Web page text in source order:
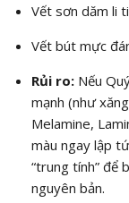
Vết sơn dăm li
Vết bút mực
Rủi ro:Nếu
mạnh (như
Melamine,
màu ngay lập
“trung tính” để
nguyên bản.